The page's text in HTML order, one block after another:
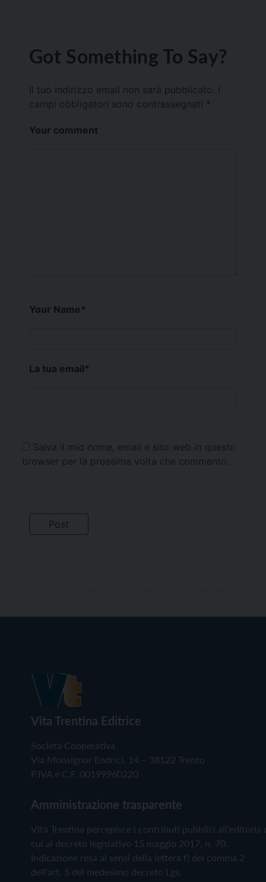
Got Something To Say?
Il tuo indirizzo email non sarà pubblicato.
campi obbligatori sono contrassegnati *
Your comment
Your Name*
La tua email*
Salva il mio nome, email e sito web in questo
browser per la prossima volta che commento.
Vita Trentina Editrice
Società Cooperativa
Via Monsignor Endrici, 14 – 38122 Trento
P.IVA e C.F. 00199960220
Amministrazione trasparente
Vita Trentina percepisce i contributi pubblici all'editoria
cui al decreto legislativo 15 maggio 2017, n. 70.
Indicazione resa ai sensi della lettera f) del comma 2
dell'art. 5 del medesimo decreto Lgs.